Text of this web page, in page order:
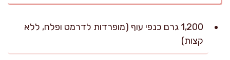
1,200 גרם כנפי עוף (מופרדות לדרמט ופלח, ללא
קצות)